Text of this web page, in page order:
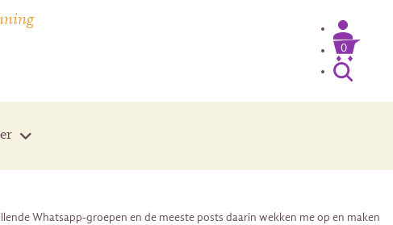
0
Whatsapp-groepen en de meeste posts daarin wekken me op en maken